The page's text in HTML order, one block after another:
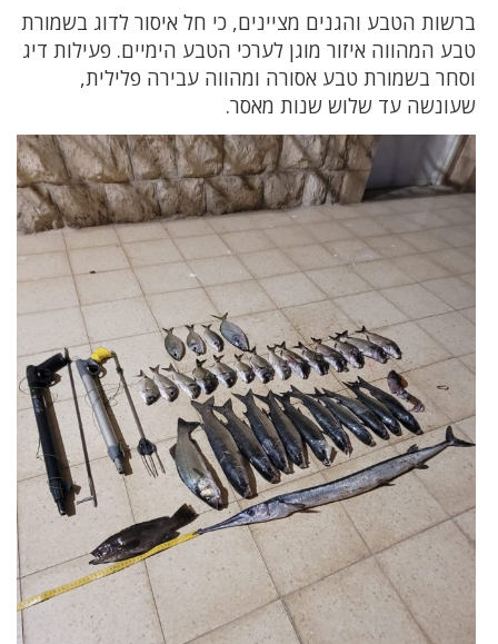
ברשות הטבע והגנים מציינים, כי חל איסור לדוג בשמורת
טבע המהווה איזור מוגן לערכי הטבע הימיים. פעילות דיג
וסחר בשמורת טבע אסורה ומהווה עבירה פלילית,
שעונשה עד שלוש שנות מאסר.